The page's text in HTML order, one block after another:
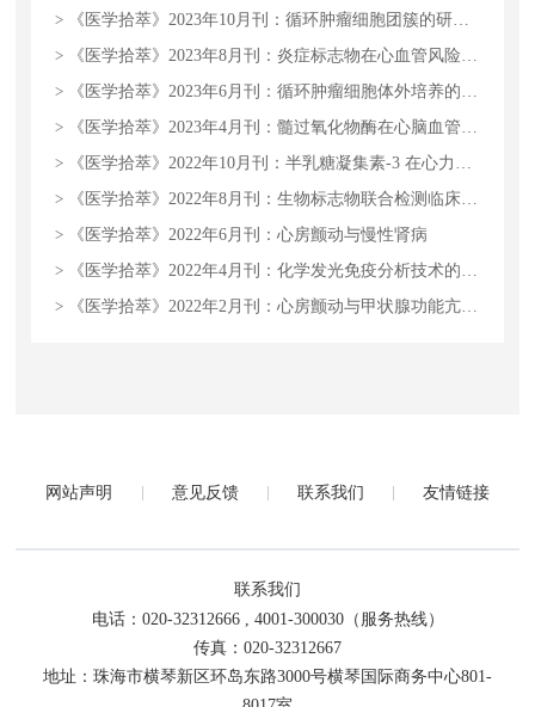
>《医学拾萃》2023年10月刊：循环肿瘤细胞团簇的研究进展
>《医学拾萃》2023年8月刊：炎症标志物在心血管风险预测中的应用及价值
>《医学拾萃》2023年6月刊：循环肿瘤细胞体外培养的意义和成果
>《医学拾萃》2023年4月刊：髓过氧化物酶在心脑血管疾病前瞻性诊断的临床价值
>《医学拾萃》2022年10月刊：半乳糖凝集素-3 在心力衰竭预后上的研究进展
>《医学拾萃》2022年8月刊：生物标志物联合检测临床应用与发展的分析
>《医学拾萃》2022年6月刊：心房颤动与慢性肾病
>《医学拾萃》2022年4月刊：化学发光免疫分析技术的应用前景及展望
>《医学拾萃》2022年2月刊：心房颤动与甲状腺功能亢进症
网站声明 意见反馈 联系我们 友情链接
联系我们
电话：020-32312666 , 4001-300030（服务热线）
传真：020-32312667
地址：珠海市横琴新区环岛东路3000号横琴国际商务中心801-